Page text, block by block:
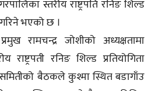
स्तरीय राष्ट्रपति रनिङ शिल्ड
भएको छ ।
रामचन्द्र जोशीको अध्यक्षतामा
रनिङ शिल्ड प्रतियोगिता
बैठकले कुश्मा स्थित बडागाँउ